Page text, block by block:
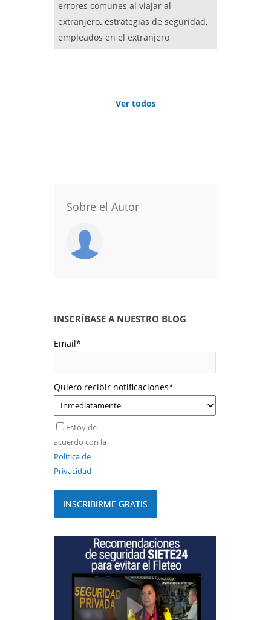
errores comunes al viajar al
extranjero, estrategias de seguridad,
empleados en el extranjero
Ver todos
Sobre el Autor
INSCRÍBASE A NUESTRO BLOG
Email*
Quiero recibir notificaciones*
Estoy de
acuerdo con la
Política de
Privacidad